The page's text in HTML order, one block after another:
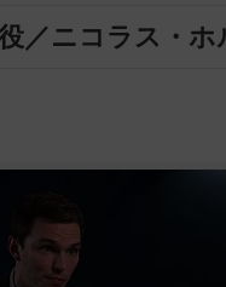
／ニコラス・ホ